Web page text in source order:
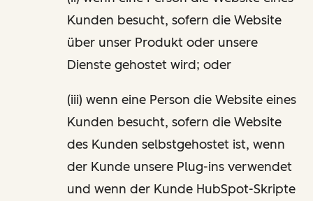
Kunden besucht, sofern die Website
über unser Produkt oder unsere
Dienste gehostet wird; oder
(iii) wenn eine Person die Website eines
Kunden besucht, sofern die Website
des Kunden selbstgehostet ist, wenn
der Kunde unsere Plug-ins verwendet
und wenn der Kunde HubSpot-Skripte